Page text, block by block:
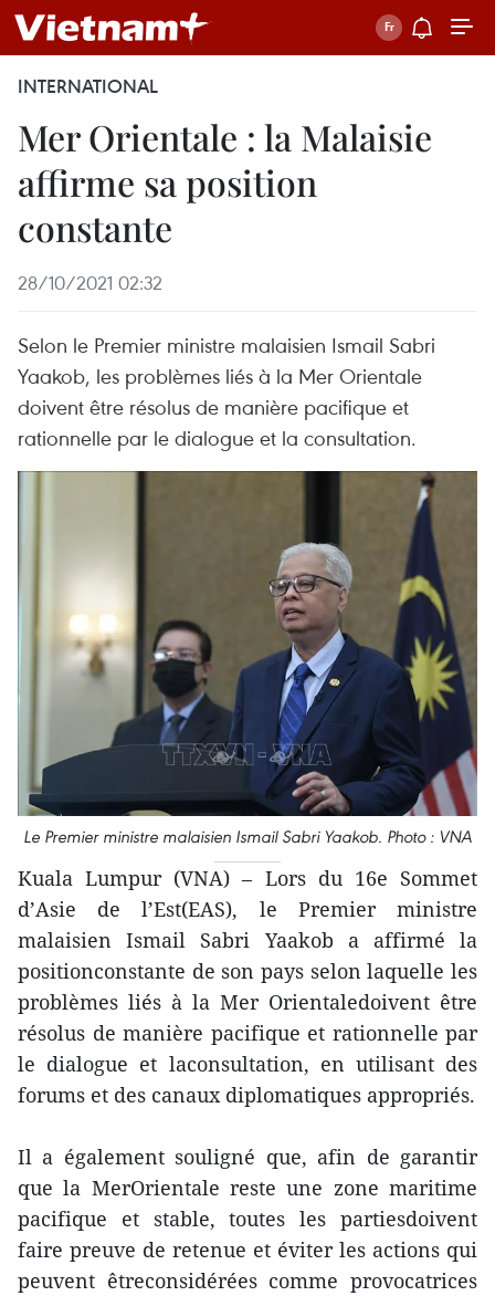
INTERNATIONAL
Mer Orientale : la Malaisie
affirme sa position
constante
28/10/2021 02:32
Selon le Premier ministre malaisien Ismail Sabri
Yaakob, les problèmes liés à la Mer Orientale
doivent être résolus de manière pacifique et
rationnelle par le dialogue et la consultation.
Le Premier ministre malaisien Ismail Sabri Yaakob. Photo : VNA
Kuala Lumpur (VNA) – Lors du 16e Sommet
d’Asie de l’Est(EAS), le Premier ministre
malaisien Ismail Sabri Yaakob a affirmé la
positionconstante de son pays selon laquelle les
problèmes liés à la Mer Orientaledoivent être
résolus de manière pacifique et rationnelle par
le dialogue et laconsultation, en utilisant des
forums et des canaux diplomatiques appropriés.
Il a également souligné que, afin de garantir
que la MerOrientale reste une zone maritime
pacifique et stable, toutes les partiesdoivent
faire preuve de retenue et éviter les actions qui
peuvent êtreconsidérées comme provocatrices